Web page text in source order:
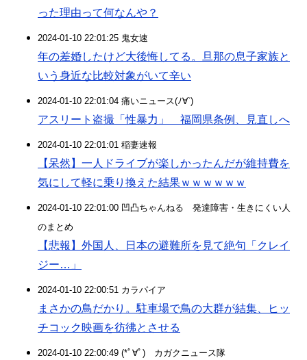
った理由って何なんや？
2024-01-10 22:01:25 鬼女速
年の差婚したけど大後悔してる。旦那の息子家族と
いう身近な比較対象がいて辛い
2024-01-10 22:01:04 痛いニュース(ﾉ∀`)
アスリート盗撮「性暴力」 福岡県条例、見直しへ
2024-01-10 22:01:01 稲妻速報
【呆然】一人ドライブが楽しかったんだが維持費を
気にして軽に乗り換えた結果ｗｗｗｗｗｗ
2024-01-10 22:01:00 凹凸ちゃんねる 発達障害・生きにくい人
のまとめ
【悲報】外国人、日本の避難所を見て絶句「クレイ
ジー…」
2024-01-10 22:00:51 カラパイア
まさかの鳥だかり。駐車場で鳥の大群が結集、ヒッ
チコック映画を彷彿とさせる
2024-01-10 22:00:49 (*ﾟ∀ﾟ)ゞカガクニュース隊